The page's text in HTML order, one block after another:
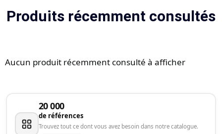
Produits récemment consultés
Aucun produit récemment consulté à afficher
20 000
de références
Trouvez tout ce dont vous avez besoin dans notre catalogue.